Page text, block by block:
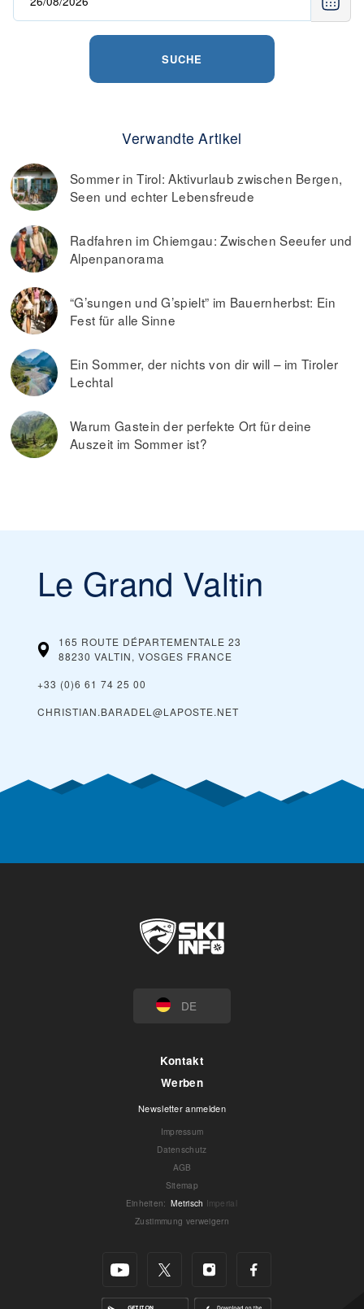
SUCHE
Verwandte Artikel
Sommer in Tirol: Aktivurlaub zwischen Bergen,
Seen und echter Lebensfreude
Radfahren im Chiemgau: Zwischen Seeufer und
Alpenpanorama
“G’sungen und G’spielt” im Bauernherbst: Ein
Fest für alle Sinne
Ein Sommer, der nichts von dir will – im Tiroler
Lechtal
Warum Gastein der perfekte Ort für deine
Auszeit im Sommer ist?
Le Grand Valtin
165 ROUTE DÉPARTEMENTALE 23
88230 VALTIN, VOSGES FRANCE
+33 (0)6 61 74 25 00
CHRISTIAN.BARADEL@LAPOSTE.NET
DE
Kontakt
Werben
Newsletter anmelden
Impressum
Datenschutz
AGB
Sitemap
Einheiten: Metrisch Imperial
Zustimmung verweigern